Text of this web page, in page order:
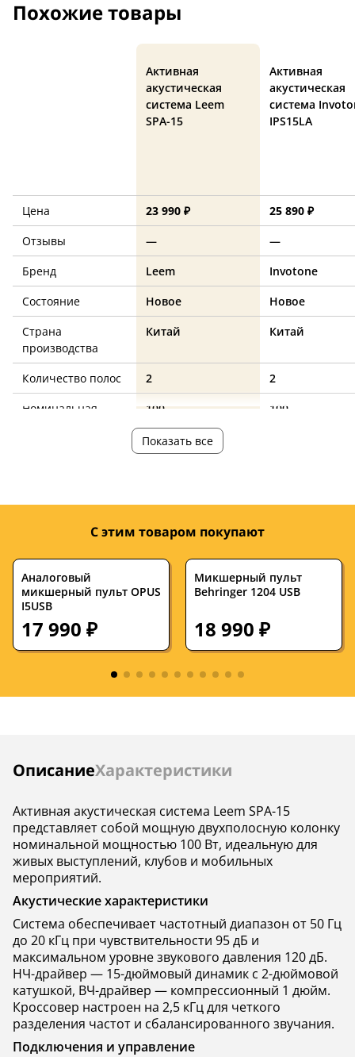
Похожие товары
Активная
акустическая
система Leem
SPA-15
Активная
акустическая
система
IPS15LA
Цена 23 990 ₽
25 890 ₽
Отзывы
—
—
Бренд
Leem
Invotone
Состояние
Новое
Новое
Страна
производства
Китай Китай
Количество полос 2
2
Номинальная
100 100
200
Максимальное
давление, дБ
120 121
частота, Гц
Максимальная
частота, Гц
динамика, дюймы
интерфейсы
jack 6.3, mini-jack
Bluetooth, MP3,
SD-card, USB
Всепогодная нет
нет
Цвет
черный
черный
Выходная
мощность, Ватт
— —
Показать все
С этим товаром покупают
Аналоговый
микшерный пульт OPUS
I5USB
17 990 ₽
Микшерный пульт
Behringer 1204 USB
18 990 ₽
ОписаниеХарактеристики
Инструкции
Активная акустическая система Leem SPA-15
представляет собой мощную двухполосную колонку
номинальной мощностью 100 Вт, идеальную для
живых выступлений, клубов и мобильных
мероприятий.
Акустические характеристики
Система обеспечивает частотный диапазон от 50 Гц
до 20 кГц при чувствительности 95 дБ и
максимальном уровне звукового давления 120 дБ.
НЧ-драйвер — 15-дюймовый динамик с 2-дюймовой
катушкой, ВЧ-драйвер — компрессионный 1 дюйм.
Кроссовер настроен на 2,5 кГц для четкого
разделения частот и сбалансированного звучания.
Подключения и управление